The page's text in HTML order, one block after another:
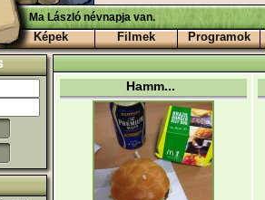
Ma László névnapja van.
Képek Filmek Programok
Hamm...